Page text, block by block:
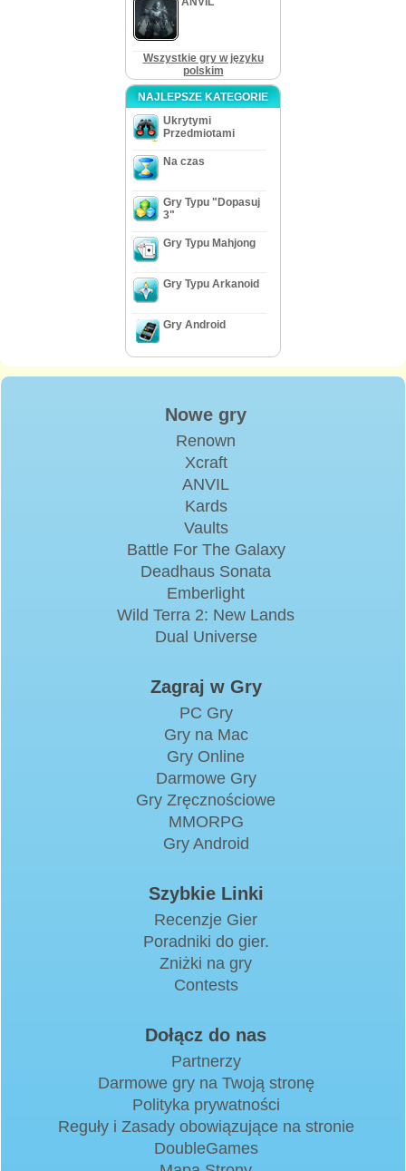
Wszystkie gry w języku
polskim
NAJLEPSZE KATEGORIE
Ukrytymi
Przedmiotami
Na czas
Gry Typu "Dopasuj
3"
Gry Typu Mahjong
Gry Typu Arkanoid
Gry Android
Nowe gry
Renown
Xcraft
ANVIL
Kards
Vaults
Battle For The Galaxy
Deadhaus Sonata
Emberlight
Wild Terra 2: New Lands
Dual Universe
Zagraj w Gry
PC Gry
Gry na Mac
Gry Online
Darmowe Gry
Gry Zręcznościowe
MMORPG
Gry Android
Szybkie Linki
Recenzje Gier
Poradniki do gier.
Zniżki na gry
Contests
Dołącz do nas
Partnerzy
Darmowe gry na Twoją stronę
Polityka prywatności
Reguły i Zasady obowiązujące na stronie
DoubleGames